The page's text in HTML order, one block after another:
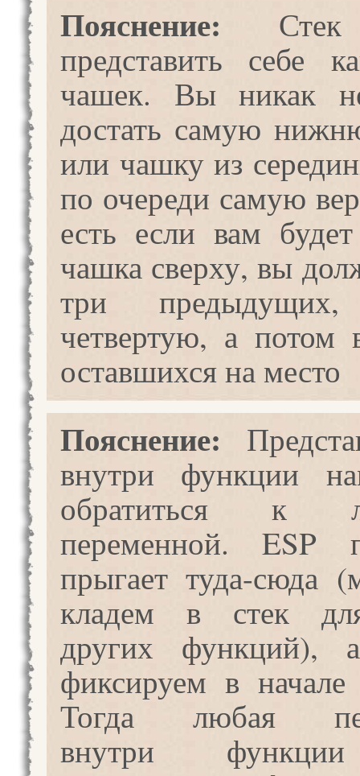
Пояснение: Стек
представить себе
чашек. Вы никак
достать самую
или чашку из
по очереди самую
есть если вам
чашка сверху, вы
три предыдущих,
четвертую, а потом
оставшихся на место
Пояснение:
внутри функции
обратиться к
переменной. ESP
прыгает туда-сюда
кладем в стек
других
фиксируем в
Тогда любая
внутри